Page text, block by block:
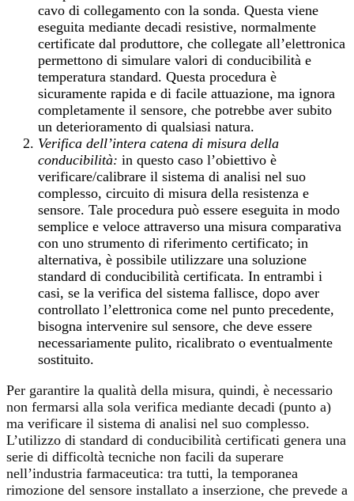
cavo di collegamento con la sonda. Questa viene
eseguita mediante decadi resistive, normalmente
certificate dal produttore, che collegate all’elettronica
permettono di simulare valori di conducibilità e
temperatura standard. Questa procedura è
sicuramente rapida e di facile attuazione, ma ignora
completamente il sensore, che potrebbe aver subito
un deterioramento di qualsiasi natura.
Verifica dell’intera catena di misura della
conducibilità: in questo caso l’obiettivo è
verificare/calibrare il sistema di analisi nel suo
complesso, circuito di misura della resistenza e
sensore. Tale procedura può essere eseguita in modo
semplice e veloce attraverso una misura comparativa
con uno strumento di riferimento certificato; in
alternativa, è possibile utilizzare una soluzione
standard di conducibilità certificata. In entrambi i
casi, se la verifica del sistema fallisce, dopo aver
controllato l’elettronica come nel punto precedente,
bisogna intervenire sul sensore, che deve essere
necessariamente pulito, ricalibrato o eventualmente
sostituito.
Per garantire la qualità della misura, quindi, è necessario
non fermarsi alla sola verifica mediante decadi (punto a)
ma verificare il sistema di analisi nel suo complesso.
L’utilizzo di standard di conducibilità certificati genera una
serie di difficoltà tecniche non facili da superare
nell’industria farmaceutica: tra tutti, la temporanea
rimozione del sensore installato a inserzione, che prevede a